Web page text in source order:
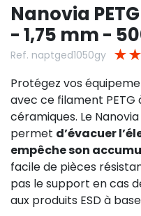
Nanovia
- 1,75 mm -
Ref. naptged1050gy ★ ★
Protégez vos
avec ce filament PETG
céramiques. Le
permet d’évacuer
empêche son
facile de pièces
pas le support en cas
aux produits ESD à